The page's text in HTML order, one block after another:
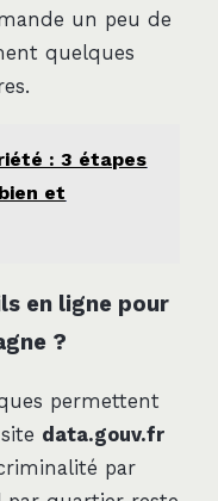
un peu de
quelques
: 3 étapes
et
en ligne pour
?
permettent
data.gouv.fr
par